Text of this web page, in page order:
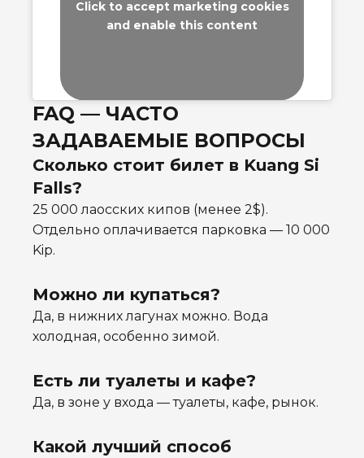
Click to accept marketing cookies
and enable this content
FAQ — ЧАСТО
ЗАДАВАЕМЫЕ ВОПРОСЫ
Сколько стоит билет в Kuang Si
Falls?
25 000 лаосских кипов (менее 2$).
Отдельно оплачивается парковка — 10 000
Kip.
Можно ли купаться?
Да, в нижних лагунах можно. Вода
холодная, особенно зимой.
Есть ли туалеты и кафе?
Да, в зоне у входа — туалеты, кафе, рынок.
Какой лучший способ